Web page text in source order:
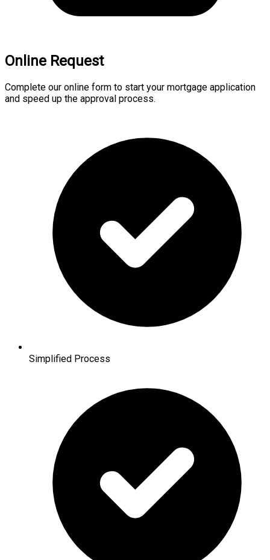
Online Request
Complete our online form to start your mortgage application
and speed up the approval process.
Simplified Process